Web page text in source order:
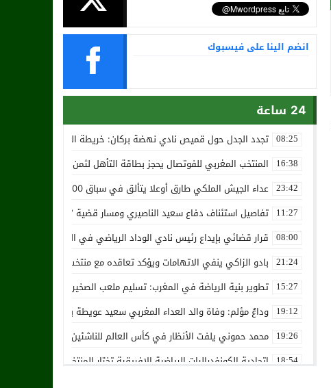
انضم الينا على فيسبوك
24 ساعة
08:25 تجدد الجدل حول قميص نادي نهضة بركان: خريطة المغرب تثير استياء
16:38 المنتخب المغربي للفوتصال يحجز بطاقة التأهل لثمن نهائي مونديال
23:42 عداء الجيش الملكي طارق أوعلا يتألق في سباق 4200 متر بمدينة سلا
11:27 تفاصيل استئناف دفاع سعيد الناصيري ومسار قضية ‘بارون المخدرات
08:00 قرار قضائي بإيداع رئيس نادي الوداد الرياضي في السجن في قضية
21:24 بادو الزاكي ينفي الاتهامات ويؤكد تعاقده مع منتخب النيجر دون تكفل
15:27 تطوير بنية الرياضة في المغرب: تسليم ملعب الصخيرات بالعشب
19:12 وداعٌ مؤلم: وفاة والد العداء المغربي سعيد عويطة بعد صراع طويل
19:26 محمد حموني يلفت الأنظار في كأس العالم للناشئين ويثير اهتمام
18:54 اتحادية الكونفدراليات الرياضية الإفريقية تختار المنتخب الوطني